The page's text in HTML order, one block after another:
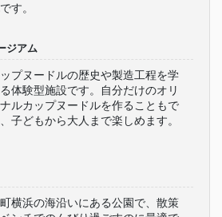
す。
ジアム
プヌードルの歴史や製造工程を学
体験型施設です。自分だけのオリ
ルカップヌードルを作ることもで
子どもから大人まで楽しめます。
横浜の海沿いにある公園で、散策